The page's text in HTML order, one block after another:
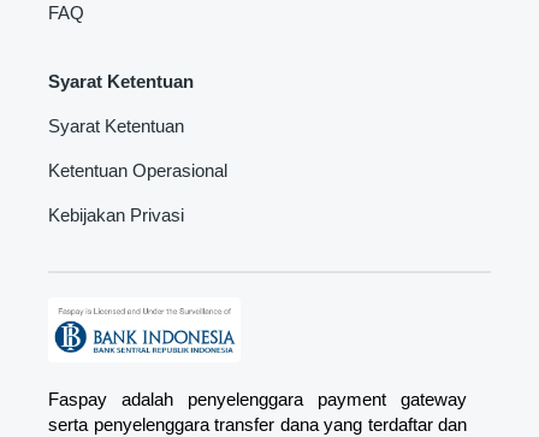
FAQ
Syarat Ketentuan
Syarat Ketentuan
Ketentuan Operasional
Kebijakan Privasi
Faspay adalah penyelenggara payment gateway
serta penyelenggara transfer dana yang terdaftar dan